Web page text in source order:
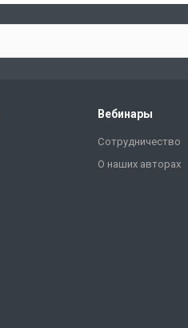
Вебинары
Сотрудничество
О наших авторах